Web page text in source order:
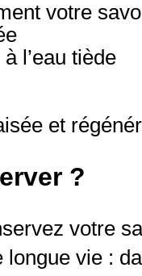
votre
l’eau tiède
et
?
votre
vie :